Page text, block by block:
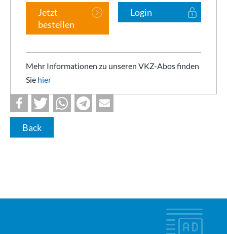
Jetzt
bestellen
Login
Mehr Informationen zu unseren VKZ-Abos finden
Sie hier
Back